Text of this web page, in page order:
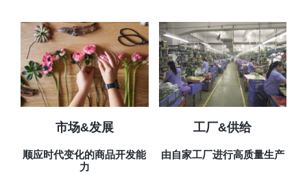
JDCA(ディスプレイスクール)
店舗情報・営業日
会社情報
お問い合わせ
市场&发展
顺应时代变化的商品开发能
力
工厂&供给
由自家工厂进行高质量生产